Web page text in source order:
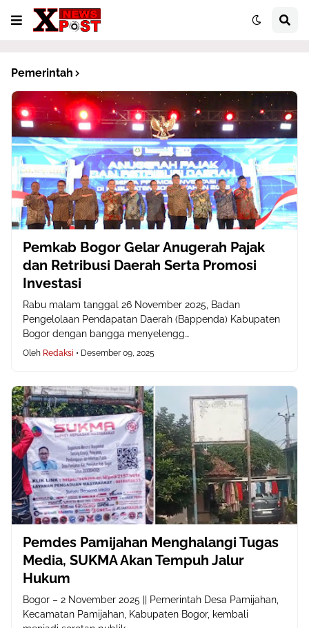
Pemerintah
Pemkab Bogor Gelar Anugerah Pajak
dan Retribusi Daerah Serta Promosi
Investasi
Rabu malam tanggal 26 November 2025, Badan
Pengelolaan Pendapatan Daerah (Bappenda) Kabupaten
Bogor dengan bangga menyelengg…
Oleh Redaksi • Desember 09, 2025
Pemdes Pamijahan Menghalangi Tugas
Media, SUKMA Akan Tempuh Jalur
Hukum
Bogor – 2 November 2025 || Pemerintah Desa Pamijahan,
Kecamatan Pamijahan, Kabupaten Bogor, kembali